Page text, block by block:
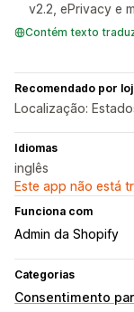
v2.2, ePrivacy e
Contém texto
Recomendado por
Localização:
Idiomas
inglês
Este app não está
Funciona com
Admin da Shopify
Categorias
Consentimento